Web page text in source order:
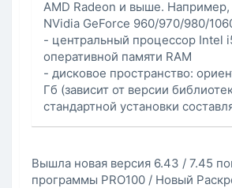
AMD Radeon и выше. Например,
NVidia GeForce 960/970/980/
- центральный процессор Intel
оперативной памяти RAM
- дисковое пространство:
Гб (зависит от версии
стандартной установки
Вышла новая версия 6.43 / 7.45
программы PRO100 / Новый